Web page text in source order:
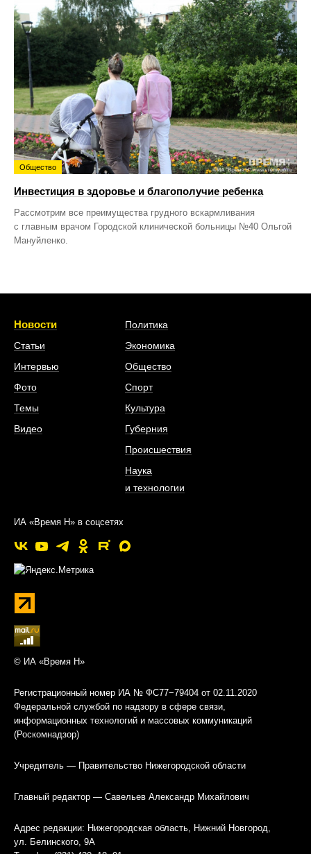
Общество
Инвестиция в здоровье и благополучие ребенка
Рассмотрим все преимущества грудного вскармливания
с главным врачом Городской клинической больницы №40 Ольгой
Мануйленко.
Новости
Статьи
Интервью
Фото
Темы
Видео
Политика
Экономика
Общество
Спорт
Культура
Губерния
Происшествия
Наука
и технологии
ИА «Время Н» в соцсетях
© ИА «Время Н»
Регистрационный номер ИА № ФС77−79404 от 02.11.2020
Федеральной службой по надзору в сфере связи,
информационных технологий и массовых коммуникаций
(Роскомнадзор)
Учредитель — Правительство Нижегородской области
Главный редактор — Савельев Александр Михайлович
Адрес редакции: Нижегородская область, Нижний Новгород,
ул. Белинского, 9А